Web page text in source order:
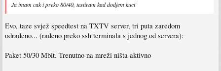
Ja imam cak i preko 80/40, testiram kad dodjem kuci
Evo, taze svjež speedtest na TXTV server, tri puta zaredom
odrađeno... (rađeno preko ssh terminala s jednog od servera):
Paket 50/30 Mbit. Trenutno na mreži ništa aktivno